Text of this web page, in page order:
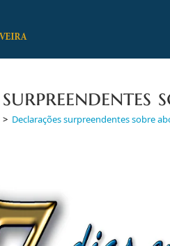
> Declarações surpreendentes sobre